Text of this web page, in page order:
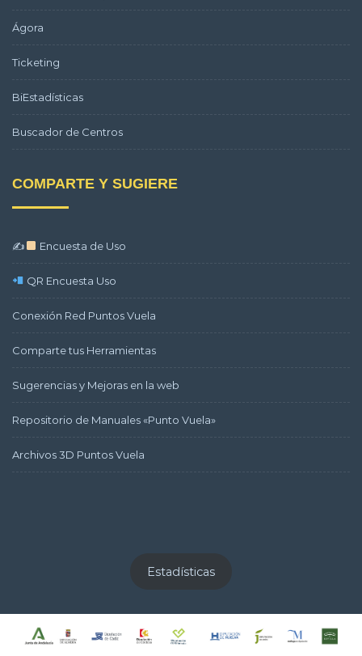
Ágora
Ticketing
BiEstadísticas
Buscador de Centros
COMPARTE Y SUGIERE
✍ Encuesta de Uso
QR Encuesta Uso
Conexión Red Puntos Vuela
Comparte tus Herramientas
Sugerencias y Mejoras en la web
Repositorio de Manuales «Punto Vuela»
Archivos 3D Puntos Vuela
Estadísticas